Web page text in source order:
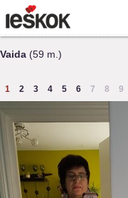
Vaida (59 m.)
1 2 3 4 5 6 7 8 9